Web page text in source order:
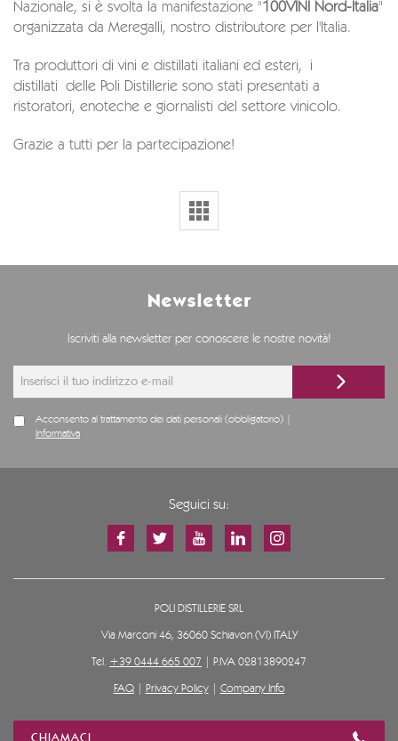
Nazionale, si è svolta la manifestazione "100VINI Nord-Italia"
organizzata da Meregalli, nostro distributore per l'Italia.
Tra produttori di vini e distillati italiani ed esteri, i
distillati delle Poli Distillerie sono stati presentati a
ristoratori, enoteche e giornalisti del settore vinicolo.
Grazie a tutti per la partecipazione!
Newsletter
Iscriviti alla newsletter per conoscere le nostre novità!
Acconsento al trattamento dei dati personali (obbligatorio) |
Informativa
Seguici su:
POLI DISTILLERIE SRL
Via Marconi 46, 36060 Schiavon (VI) ITALY
Tel. +39 0444 665 007 | P.IVA 02813890247
FAQ| Privacy Policy| Company Info